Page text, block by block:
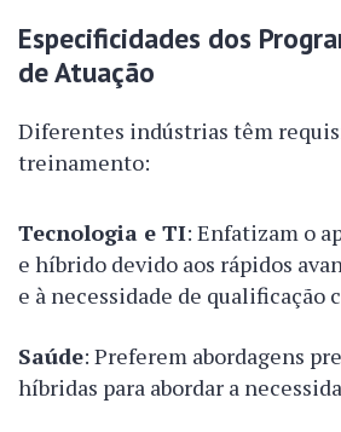
Especificidades dos
de Atuação
Diferentes indústrias têm
treinamento:
Tecnologia e TI: Enfatizam o
e híbrido devido aos rápidos
e à necessidade de qualificação
Saúde: Preferem abordagens
híbridas para abordar a